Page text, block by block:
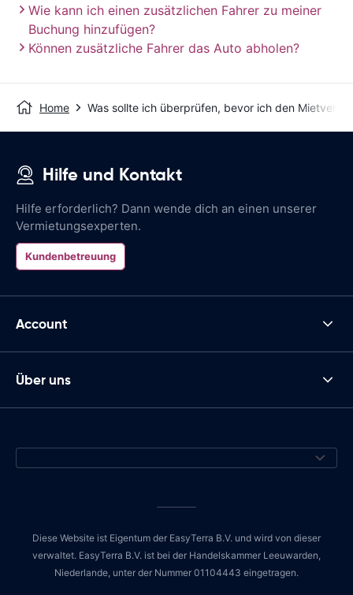
Wie kann ich einen zusätzlichen Fahrer zu meiner
Buchung hinzufügen?
Können zusätzliche Fahrer das Auto abholen?
Home Was sollte ich überprüfen, bevor ich den
Hilfe und Kontakt
Hilfe erforderlich? Dann wende dich an einen unserer
Vermietungsexperten.
Kundenbetreuung
Account
Über uns
Diese Website ist Eigentum der EasyTerra B.V. und wird von dieser
verwaltet. EasyTerra B.V. ist bei der Handelskammer Leeuwarden,
Niederlande, unter der Nummer 01104443 eingetragen.